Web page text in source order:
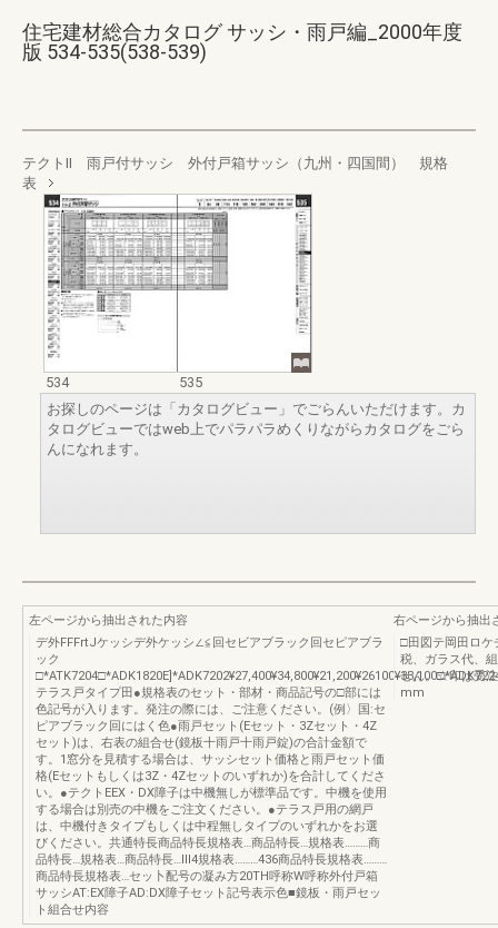
住宅建材総合カタログ サッシ・雨戸編_2000年度
版 534-535(538-539)
テクトⅡ 雨戸付サッシ 外付戸箱サッシ（九州・四国間） 規格
表
534
535
お探しのページは「カタログビュー」でごらんいただけます。カ
タログビューではweb上でパラパラめくりながらカタログをごら
んになれます。
左ページから抽出された内容
デ外FFFrtJケッシデ外ケッシ∠≦回セビアブラック回セピアブラ
ック
テラス戸タイプ田●規格表のセット・部材・商品記号の□部には
色記号が入ります。発注の際には、ご注意ください。(例〉国:セ
ピアブラック回にはく色●雨戸セット(Eセット・3Zセット・4Z
セット)は、右表の組合せ(鏡板十雨戸十雨戸錠)の合計金額で
す。1窓分を見積する場合は、サッシセット価格と雨戸セット価
格(Eセットもしくは3Z・4Zセットのいずれか)を合計してくださ
い。●テクトEEX・DX障子は中機無しが標準品です。中機を使用
する場合は別売の中機をご注文ください。●テラス戸用の網戸
は、中機付きタイプもしくは中程無しタイプのいずれかをお選
びください。共通特長商品特長規格表…商品特長…規格表………商
品特長…規格表…商品特長…Ⅲ4規格表………436商品特長規格表………
商品特長規格表…セッ卜配号の凝み方20TH呼称W呼称外付戸箱
サッシAT:EX障子AD:DX障子セット記号表示色■鏡板・雨戸セッ
ト組合せ内容
右ページから抽出
□田図テ岡田ロケ
税、ガラス代、
せん。☆印は受
mm